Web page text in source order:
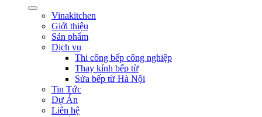
Vinakitchen
Giới thiệu
Sản phẩm
Dịch vụ
Thi công bếp công nghiệp
Thay kính bếp từ
Sửa bếp từ Hà Nội
Tin Tức
Dự Án
Liên hệ